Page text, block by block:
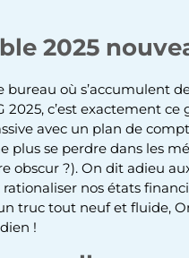
2025
où s’accumulent
2025, c’est exactement
avec un plan de
plus se perdre dans les
obscur ?). On dit adieu
nos états
truc tout neuf et fluide,
!